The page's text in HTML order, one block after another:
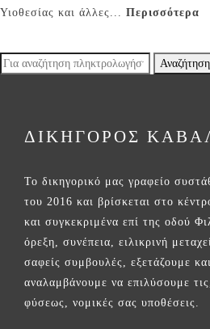
Θεσμών
της
Υιοθεσίας και άλλες... Περισσότερα
Αναζήτηση
ΔΙΚΗΓΟΡΟΣ
Το δικηγορικό μας γραφείο
του 2016 και βρίσκεται στο
και συγκεκριμένα επί της οδού
όρεξη, συνέπεια, ειλικρινή
σαφείς συμβουλές, εξετάζουμε και
αναλαμβάνουμε να επιλύσουμε
φύσεως, νομικές σας υποθέσεις.